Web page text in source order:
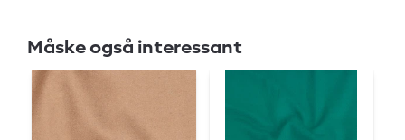
Måske også interessant